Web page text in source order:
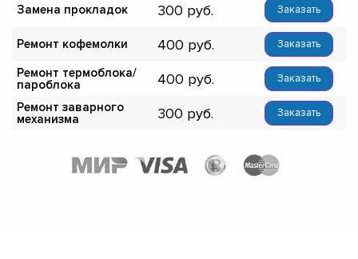
Замена прокладок 300 Заказать
Ремонт кофемолки 400 Заказать
Ремонт термоблока/
пароблока
400 Заказать
Ремонт заварного
механизма
300 Заказать